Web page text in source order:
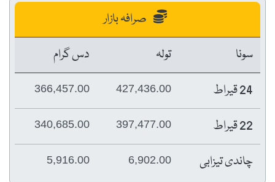
صرافہ بازار
سونا
تولہ
دس گرام
24 قیراط
427,436.00
366,457.00
22 قیراط 397,477.00
340,685.00
چاندی تیزابی 6,902.00
5,916.00